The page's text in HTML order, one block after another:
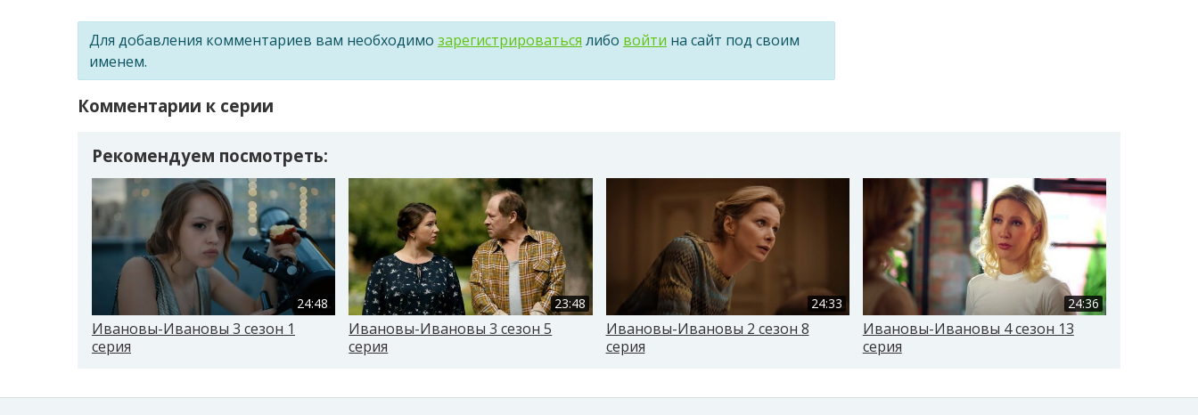
Для добавления комментариев вам необходимо зарегистрироваться либо войти на сайт под своим
именем.
Комментарии к серии
Рекомендуем посмотреть:
24:48
Ивановы-Ивановы 3 сезон 1
серия
23:48
Ивановы-Ивановы 3 сезон 5
серия
24:33
Ивановы-Ивановы 2 сезон 8
серия
24:36
Ивановы-Ивановы 4 сезон 13
серия